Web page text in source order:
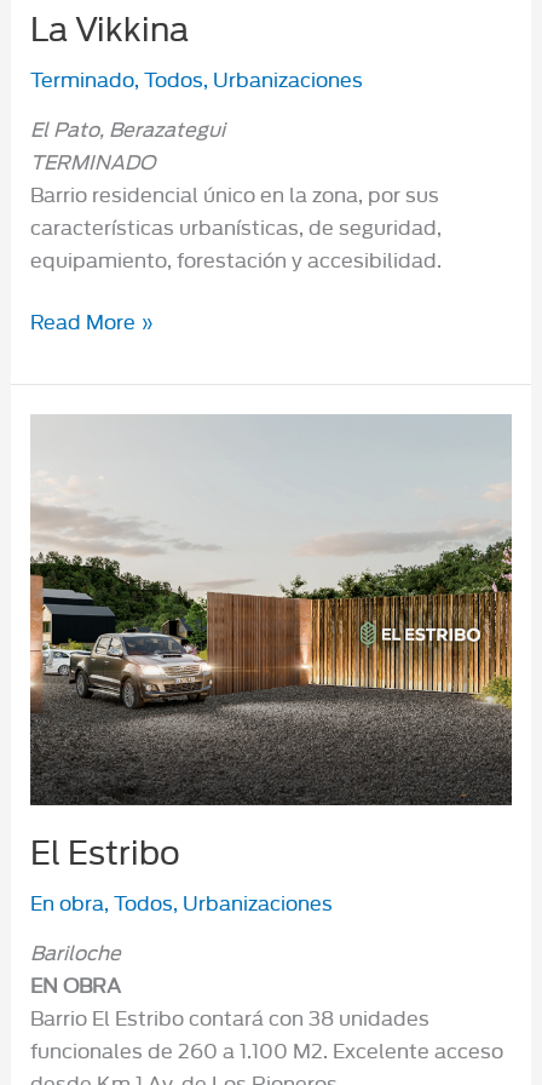
La Vikkina
Terminado, Todos, Urbanizaciones
El Pato, Berazategui
TERMINADO
Barrio residencial único en la zona, por sus
características urbanísticas, de seguridad,
equipamiento, forestación y accesibilidad.
La
Read More »
El Estribo
En obra, Todos, Urbanizaciones
Bariloche
EN OBRA
Barrio El Estribo contará con 38 unidades
funcionales de 260 a 1.100 M2. Excelente acceso